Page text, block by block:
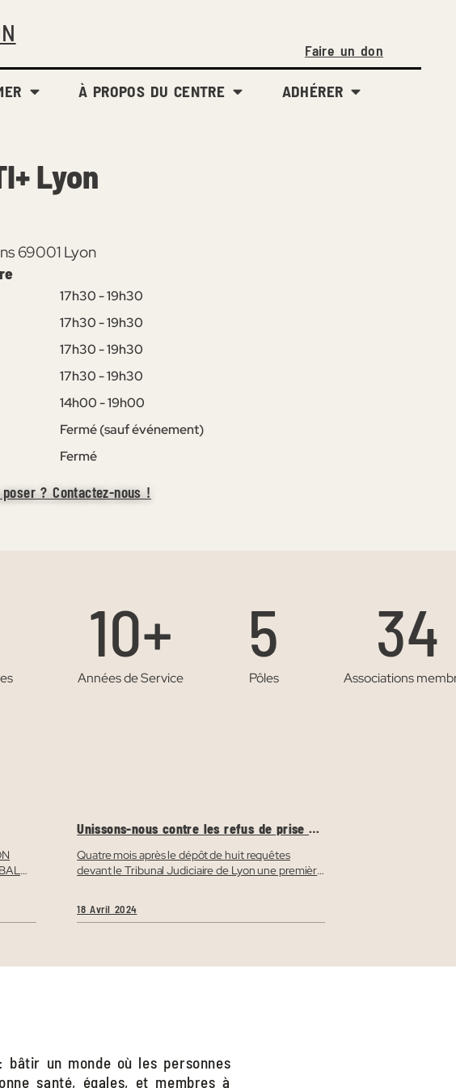
Faire un don
À PROPOS DU CENTRE ADHÉRER
Lyon
69001 Lyon
17h30 - 19h30
17h30 - 19h30
17h30 - 19h30
17h30 - 19h30
14h00 - 19h00
Fermé (sauf événement)
Fermé
? Contactez-nous !
10+
Années de Service
5
Pôles
34
Associations
Unissons-nous contre les refus de prise en
les CPAM : la 1ʳᵉ audience !
Quatre mois après le dépôt de huit requêtes
devant le Tribunal Judiciaire de Lyon une première
la compétence du Tribunal à juger des affaires
18 Avril 2024
un monde où les personnes
santé, égales, et membres à